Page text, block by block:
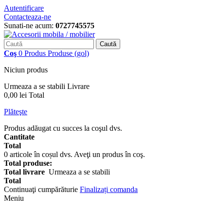
Autentificare
Contacteaza-ne
Sunati-ne acum: 0727745575
Caută
Coş 0 Produs Produse (gol)
Niciun produs
Urmeaza a se stabili Livrare
0,00 lei Total
Plăteşte
Produs adăugat cu succes la coşul dvs.
Cantitate
Total
0 articole în coșul dvs. Aveţi un produs în coş.
Total produse:
Total livrare Urmeaza a se stabili
Total
Continuaţi cumpărăturie Finalizați comanda
Meniu